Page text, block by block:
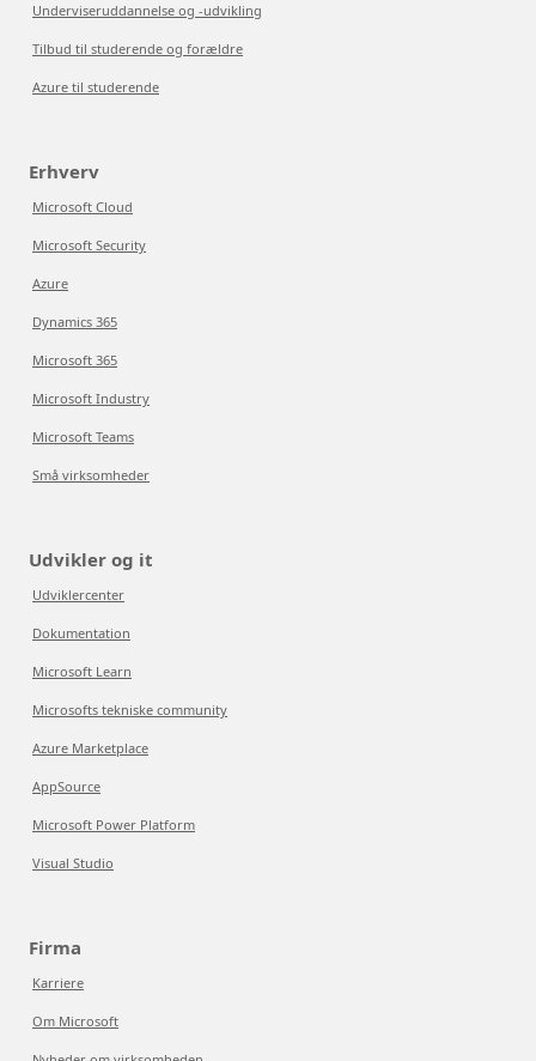
Underviseruddannelse og -udvikling
Tilbud til studerende og forældre
Azure til studerende
Erhverv
Microsoft Cloud
Microsoft Security
Azure
Dynamics 365
Microsoft 365
Microsoft Industry
Microsoft Teams
Små virksomheder
Udvikler og it
Udviklercenter
Dokumentation
Microsoft Learn
Microsofts tekniske community
Azure Marketplace
AppSource
Microsoft Power Platform
Visual Studio
Firma
Karriere
Om Microsoft